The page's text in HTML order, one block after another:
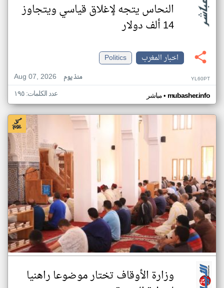
النحاس يتجه لإغلاق قياسي ويتجاوز
14 ألف دولار
اخبار المغرب
Politics
Aug 07, 2026
منذ يوم YL60PT
مباشر• mubasher.info عدد الكلمات: ١٩٥
وزارة الأوقاف تختار موضوعا راهنيا